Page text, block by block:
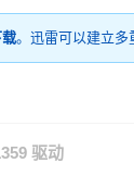
。迅雷可以建立多
驱动